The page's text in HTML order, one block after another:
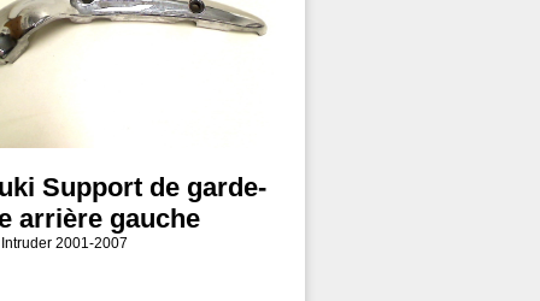
Support de garde-
arrière gauche
2001-2007